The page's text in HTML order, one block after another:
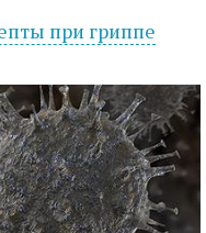
при гриппе